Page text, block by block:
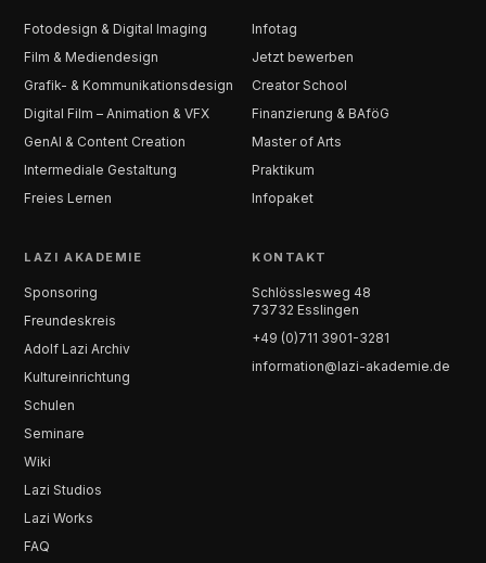
Fotodesign & Digital Imaging
Film & Mediendesign
Grafik- & Kommunikationsdesign
Digital Film – Animation & VFX
GenAI & Content Creation
Intermediale Gestaltung
Freies Lernen
Infotag
Jetzt bewerben
Creator School
Finanzierung & BAföG
Master of Arts
Praktikum
Infopaket
LAZI AKADEMIE
Sponsoring
Freundeskreis
Adolf Lazi Archiv
Kultureinrichtung
Schulen
Seminare
Wiki
Lazi Studios
Lazi Works
FAQ
KONTAKT
Schlösslesweg 48
73732 Esslingen
+49 (0)711 3901-3281
information@lazi-akademie.de